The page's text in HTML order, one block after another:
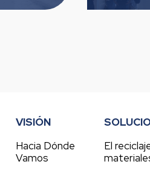
VISIÓN
Hacia Dónde
Vamos
El